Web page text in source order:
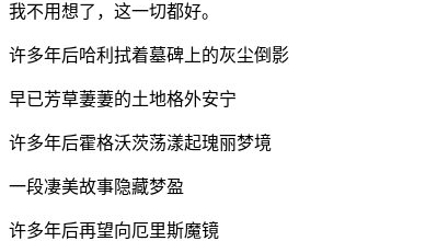
我不用想了，这一切都好。
许多年后哈利拭着墓碑上的灰尘倒影
早已芳草萋萋的土地格外安宁
许多年后霍格沃茨荡漾起瑰丽梦境
一段凄美故事隐藏梦盈
许多年后再望向厄里斯魔镜